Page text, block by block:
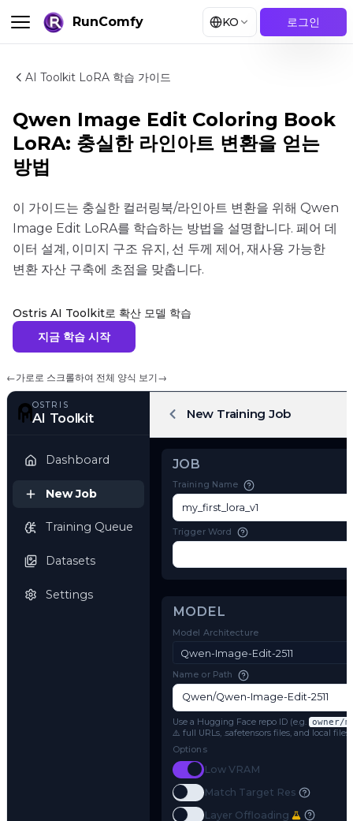
RunComfy KO 로그인
AI Toolkit LoRA 학습 가이드
Qwen Image Edit Coloring Book
LoRA: 충실한 라인아트 변환을 얻는
방법
이 가이드는 충실한 컬러링북/라인아트 변환을 위해 Qwen
Image Edit LoRA를 학습하는 방법을 설명합니다. 페어 데
이터 설계, 이미지 구조 유지, 선 두께 제어, 재사용 가능한
변환 자산 구축에 초점을 맞춥니다.
Ostris AI Toolkit로 확산 모델 학습
지금 학습 시작
←가로로 스크롤하여 전체 양식 보기 →
AI Toolkit
JOB
Training Name
MODEL
Model Architecture
Qwen-Image-Edit-2511
Name or Path
Use a Hugging Face repo ID (e.g.
⚠️ full URLs, .safetensors files, and